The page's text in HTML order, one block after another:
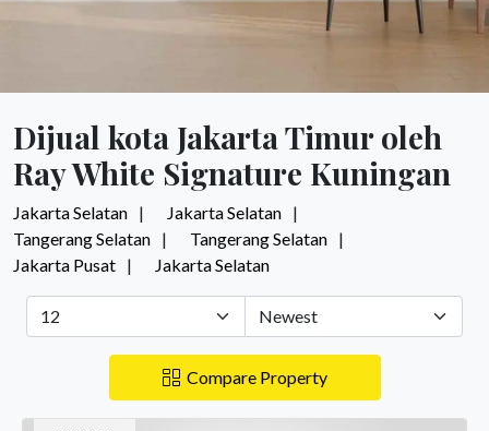
Dijual kota Jakarta Timur oleh
Ray White Signature Kuningan
Jakarta Selatan
Jakarta Selatan
Tangerang Selatan
Tangerang Selatan
Jakarta Pusat
Jakarta Selatan
Compare Property